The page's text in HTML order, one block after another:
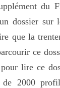
du
dossier
que la
ce
lire ce
2000